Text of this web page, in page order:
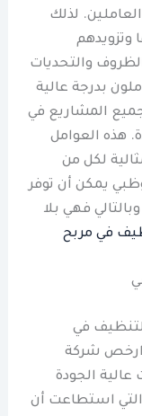
لذلك
وتزويدهم
والتحديات
بدرجة عالية
جميع المشاريع في
هذه العوامل
لكل من
يمكن أن توفر
فهي بلا
في مربح
في
ارخص شركة
الجودة
التي استطاعت أن